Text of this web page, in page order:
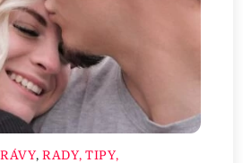
, RADY, TIPY,